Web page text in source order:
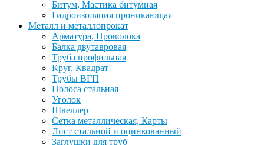
Битум, Мастика битумная
Гидроизоляция проникающая
Металл и металлопрокат
Арматура, Проволока
Балка двутавровая
Труба профильная
Круг, Квадрат
Трубы ВГП
Полоса стальная
Уголок
Швеллер
Сетка металлическая, Карты
Лист стальной и оцинкованный
Заглушки для труб